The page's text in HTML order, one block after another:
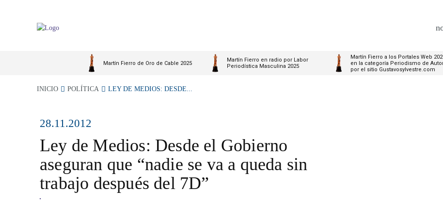
Martín Fierro de Oro de Cable 2025
Martín Fierro en radio por Labor
Periodística Masculina 2025
Martín Fierro a los Portales Web
en la categoría Periodismo de
por el sitio Gustavosylvestre.com
INICIO POLÍTICA LEY DE MEDIOS: DESDE...
28.11.2012
Ley de Medios: Desde el Gobierno
aseguran que “nadie se va a queda sin
trabajo después del 7D”